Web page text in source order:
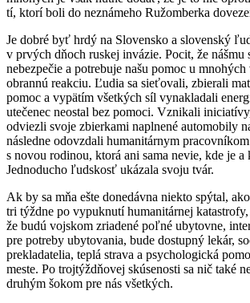
tí, ktorí boli do neznámeho Ružomberka
Je dobré byť hrdý na Slovensko a slovenský
v prvých dňoch ruskej invázie. Pocit, že nášmu
nebezpečie a potrebuje našu pomoc u
obrannú reakciu. Ľudia sa sieťovali, zbierali
pomoc a vypätím všetkých síl vynakladali
utečenec neostal bez pomoci. Vznikali
odviezli svoje zbierkami naplnené automobily
následne odovzdali humanitárnym
s novou rodinou, ktorá ani sama nevie, kde je
Jednoducho ľudskosť ukázala svoju tvár.
Ak by sa mňa ešte donedávna niekto spýtal,
tri týždne po vypuknutí humanitárnej
že budú vojskom zriadené poľné ubytovne,
pre potreby ubytovania, bude dostupný lekár,
prekladatelia, teplá strava a psychologická
meste. Po trojtýždňovej skúsenosti sa nič také
druhým šokom pre nás všetkých.